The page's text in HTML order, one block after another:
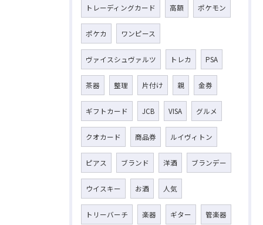
トレーディングカード 高額 ポケモン
ポケカ ワンピース
ヴァイスシュヴァルツ トレカ PSA
茶器 整理 片付け 親 金券
ギフトカード JCB VISA グルメ
クオカード 商品券 ルイヴィトン
ピアス ブランド 洋酒 ブランデー
ウイスキー お酒 人気
トリーバーチ 楽器 ギター 管楽器